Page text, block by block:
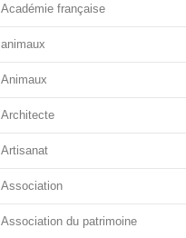
Académie française
animaux
Animaux
Architecte
Artisanat
Association
Association du patrimoine